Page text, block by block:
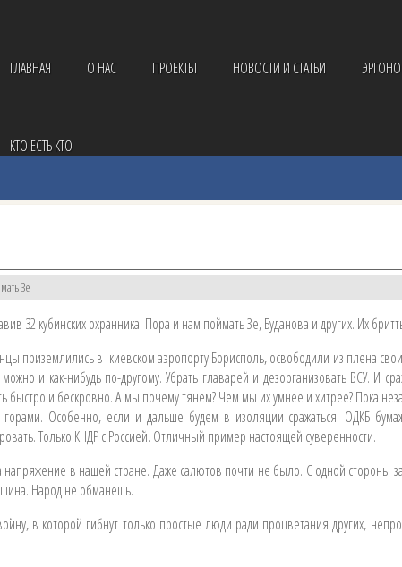
ГЛАВНАЯ О НАС ПРОЕКТЫ НОВОСТИ И СТАТЬИ
КТО ЕСТЬ КТО
Зе
32 кубинских охранника. Пора и нам поймать Зе, Буданова и других. Их
приземлились в киевском аэропорту Борисполь, освободили из плена
и как-нибудь по-другому. Убрать главарей и дезорганизовать ВСУ. И
быстро и бескровно. А мы почему тянем? Чем мы их умнее и хитрее? Пока
Особенно, если и дальше будем в изоляции сражаться. ОДКБ
Только КНДР с Россией. Отличный пример настоящей суверенности.
напряжение в нашей стране. Даже салютов почти не было. С одной
Народ не обманешь.
в которой гибнут только простые люди ради процветания других,